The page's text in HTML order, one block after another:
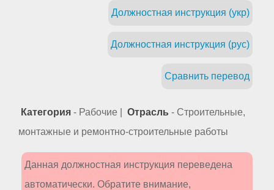
Должностная инструкция (укр)
Должностная инструкция (рус)
Сравнить перевод
Категория - Рабочие | Отрасль - Строительные,
монтажные и ремонтно-строительные работы
Данная должностная инструкция переведена
автоматически. Обратите внимание,